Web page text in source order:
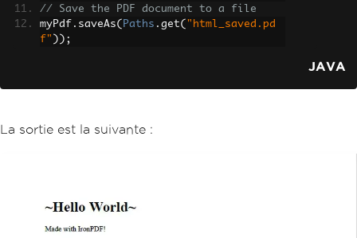
// Save the PDF document to a file
myPdf . saveAs( Paths . get( "html_saved.pd
f" ));
JAVA
La sortie est la suivante :